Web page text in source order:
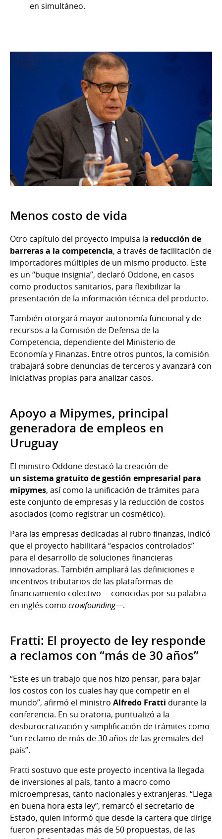
en simultáneo.
Menos costo de vida
Otro capítulo del proyecto impulsa la reducción de
barreras a la competencia, a través de facilitación de
importadores múltiples de un mismo producto. Este
es un “buque insignia”, declaró Oddone, en casos
como productos sanitarios, para flexibilizar la
presentación de la información técnica del producto.
También otorgará mayor autonomía funcional y de
recursos a la Comisión de Defensa de la
Competencia, dependiente del Ministerio de
Economía y Finanzas. Entre otros puntos, la comisión
trabajará sobre denuncias de terceros y avanzará con
iniciativas propias para analizar casos.
Apoyo a Mipymes, principal
generadora de empleos en
Uruguay
El ministro Oddone destacó la creación de
un sistema gratuito de gestión empresarial para
mipymes, así como la unificación de trámites para
este conjunto de empresas y la reducción de costos
asociados (como registrar un cosmético).
Para las empresas dedicadas al rubro finanzas, indicó
que el proyecto habilitará “espacios controlados”
para el desarrollo de soluciones financieras
innovadoras. También ampliará las definiciones e
incentivos tributarios de las plataformas de
financiamiento colectivo —conocidas por su palabra
en inglés como crowfounding—.
Fratti: El proyecto de ley responde
a reclamos con “más de 30 años”
“Este es un trabajo que nos hizo pensar, para bajar
los costos con los cuales hay que competir en el
mundo”, afirmó el ministro Alfredo Fratti durante la
conferencia. En su oratoria, puntualizó a la
desburocratización y simplificación de trámites como
“un reclamo de más de 30 años de las gremiales del
país”.
Fratti sostuvo que este proyecto incentiva la llegada
de inversiones al país, tanto a macro como
microempresas, tanto nacionales y extranjeras. “Llega
en buena hora esta ley”, remarcó el secretario de
Estado, quien informó que desde la cartera que dirige
fueron presentadas más de 50 propuestas, de las